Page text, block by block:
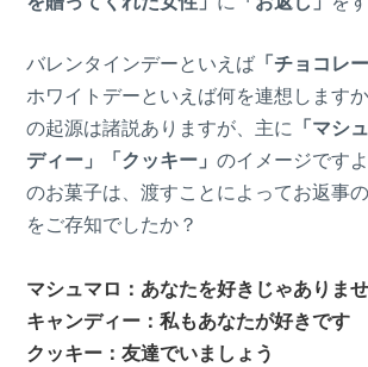
バレンタインデーといえば 「チョコレ
ホワイトデーといえば何を連想します
の起源は諸説ありますが、主に 「マシ
ディー」「クッキー」のイメージです
のお菓子は、渡すことによってお返事
をご存知でしたか？
マシュマロ：あなたを好きじゃありま
キャンディー：私もあなたが好きです
クッキー：友達でいましょう